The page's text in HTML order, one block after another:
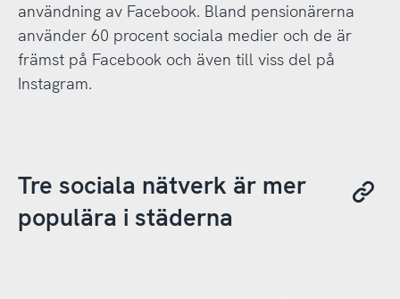
användning av Facebook. Bland pensionärerna
använder 60 procent sociala medier och de är
främst på Facebook och även till viss del på
Instagram.
Tre sociala nätverk är mer
populära i städerna